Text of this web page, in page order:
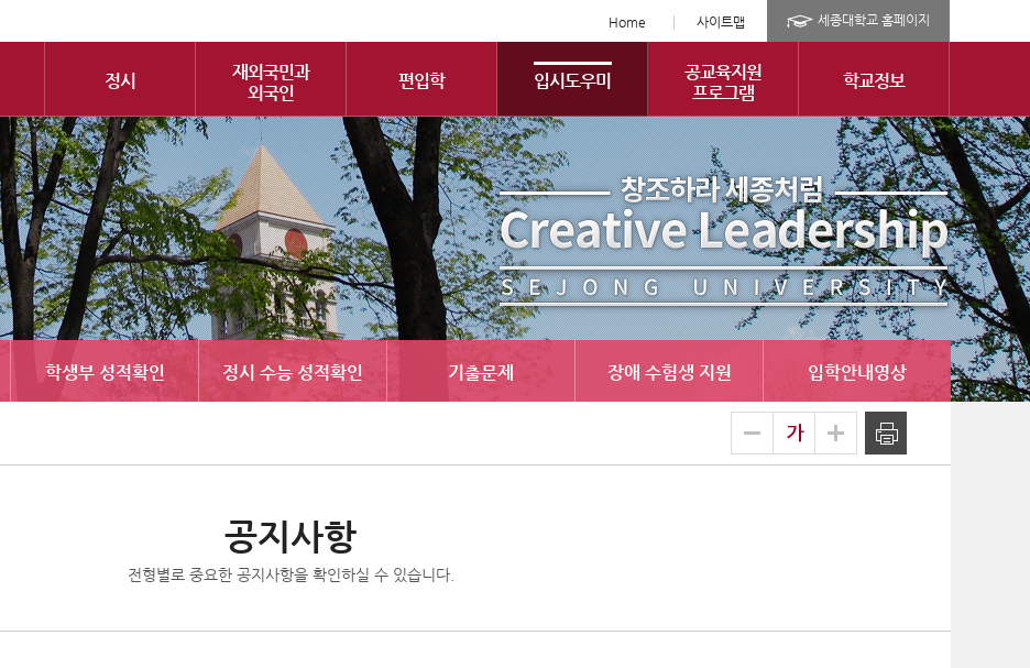
Home 사이트맵 세종대학교 홈페이지
정시
재외국민과
외국인
편입학 입시도우미
공교육지원
프로그램
학교정보
학생부 성적확인 정시 수능 성적확인 기출문제 장애 수험생 지원 입학안내영상
축소 확대 출력
공지사항
전형별로 중요한 공지사항을 확인하실 수 있습니다.